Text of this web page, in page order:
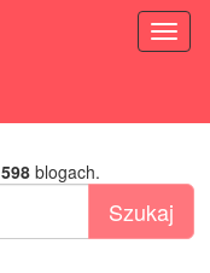
598blogach.